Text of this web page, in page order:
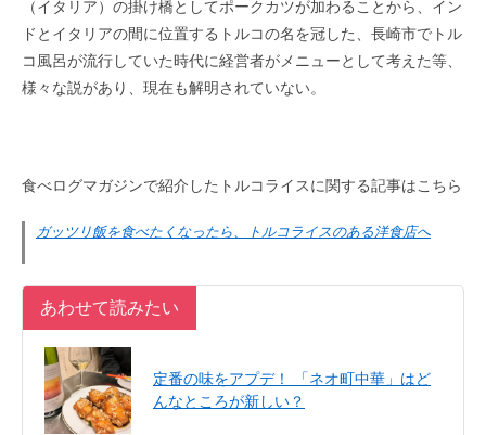
（イタリア）の掛け橋としてポークカツが加わることから、イン
ドとイタリアの間に位置するトルコの名を冠した、長崎市でトル
コ風呂が流行していた時代に経営者がメニューとして考えた等、
様々な説があり、現在も解明されていない。
食べログマガジンで紹介したトルコライスに関する記事はこちら
ガッツリ飯を食べたくなったら、トルコライスのある洋食店へ
あわせて読みたい
定番の味をアプデ！ 「ネオ町中華」はど
んなところが新しい？